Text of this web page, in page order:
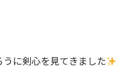
に剣心を見てきました